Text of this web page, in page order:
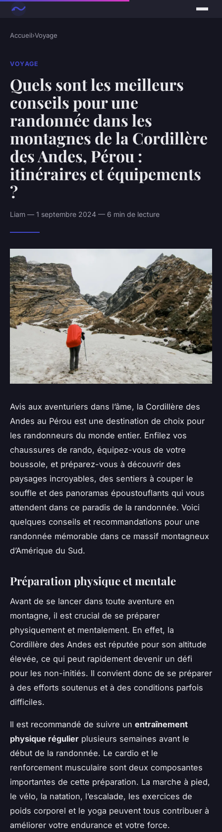
Accueil›Voyage
VOYAGE
Quels sont les meilleurs
conseils pour une
randonnée dans les
montagnes de la Cordillère
des Andes, Pérou :
itinéraires et équipements
?
Liam — 1 septembre 2024 — 6 min de lecture
Avis aux aventuriers dans l’âme, la Cordillère des
Andes au Pérou est une destination de choix pour
les randonneurs du monde entier. Enfilez vos
chaussures de rando, équipez-vous de votre
boussole, et préparez-vous à découvrir des
paysages incroyables, des sentiers à couper le
souffle et des panoramas époustouflants qui vous
attendent dans ce paradis de la randonnée. Voici
quelques conseils et recommandations pour une
randonnée mémorable dans ce massif montagneux
d’Amérique du Sud.
Préparation physique et mentale
Avant de se lancer dans toute aventure en
montagne, il est crucial de se préparer
physiquement et mentalement. En effet, la
Cordillère des Andes est réputée pour son altitude
élevée, ce qui peut rapidement devenir un défi
pour les non-initiés. Il convient donc de se préparer
à des efforts soutenus et à des conditions parfois
difficiles.
Il est recommandé de suivre un entraînement
physique régulier plusieurs semaines avant le
début de la randonnée. Le cardio et le
renforcement musculaire sont deux composantes
importantes de cette préparation. La marche à pied,
le vélo, la natation, l’escalade, les exercices de
poids corporel et le yoga peuvent tous contribuer à
améliorer votre endurance et votre force.